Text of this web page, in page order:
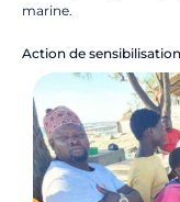
marine.
Action de